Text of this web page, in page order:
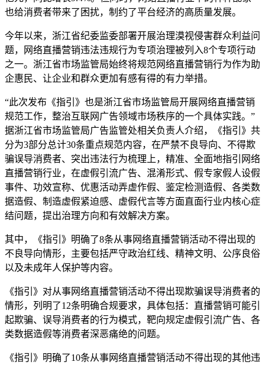
也给消费者带来了困扰，制约了平台经济的高质量发展。
今年以来，浙江省纪委监委部署开展治理漠视侵害群众利益问
题，网络直播营销违法违规行为专项治理被列入8个专项行动
之一。浙江省市场监管局始终将规范网络直播营销行为作为助
企惠民、让企业和群众更加有感有得的有力举措。
“此次发布《指引》也是浙江省市场监管局开展网络直播营销
规范工作，整治互联网广告领域市场秩序的一个具体实践。”
据浙江省市场监管局广告监管处相关负责人介绍，《指引》共
分为3部分总计30条重点规范内容，在严禁不良导向、不得欺
骗误导消费者、突出违法行为梳理上，精准、全面地指引网络
直播营销行业，在虚假引流广告、混淆形式、假专家假人设假
事件、功效宣称、优惠活动弄虚作假、鉴定检测造假、各类数
据造假、制造虚假紧迫感、虚假代言等方面直面行业内核心症
结问题，提出治理方向和有效解决方案。
其中，《指引》明确了8条从事网络直播营销活动不得出现的
不良导向情形，主要包括严守政治红线、精神文明、公序良俗
以及未成年人保护等内容。
《指引》对从事网络直播营销活动不得出现欺骗误导消费者的
情形，列明了12条明确合规要求，具体包括：直播营销可能引
起欺骗、误导消费者的行为模式，靶向规定虚假引流广告、各
类数据造假等消费者深恶痛绝的问题。
《指引》明确了10条从事网络直播营销活动不得出现的其他违